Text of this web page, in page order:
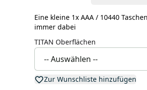
Eine kleine 1x AAA / 10440
immer dabei
TITAN Oberflächen
Zur Wunschliste hinzufügen